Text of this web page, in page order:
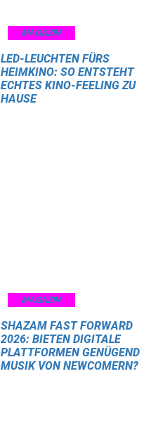
MAGAZIN
LED-LEUCHTEN FÜRS
HEIMKINO: SO ENTSTEHT
ECHTES KINO-FEELING ZU
HAUSE
MAGAZIN
SHAZAM FAST FORWARD
2026: BIETEN DIGITALE
PLATTFORMEN GENÜGEND
MUSIK VON NEWCOMERN?